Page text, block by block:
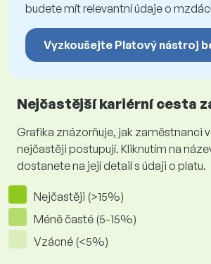
budete mít relevantní údaje o
Vyzkoušejte Platový nástroj
Nejčastější kariérní cesta
Grafika znázorňuje, jak zaměstnanci
nejčastěji postupují. Kliknutím na
dostanete na její detail s údaji o platu.
Nejčastěji (>15%)
Méně časté (5-15%)
Vzácné (<5%)